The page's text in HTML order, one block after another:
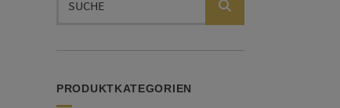
nach:
PRODUKTKATEGORIEN